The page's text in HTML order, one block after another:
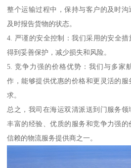
整个运输过程中，保持与客户的及时
及时报告货物的状态。
4. 严谨的安全控制：我们采用的安全
得到妥善保护，减少损失和风险。
5. 竞争力强的价格优势：我们与多家
作，能够提供优惠的价格和更灵活的
求。
总之，我司在海运双清派送到门服务
丰富的经验、优质的服务和竞争力强
信赖的物流服务提供商之一。